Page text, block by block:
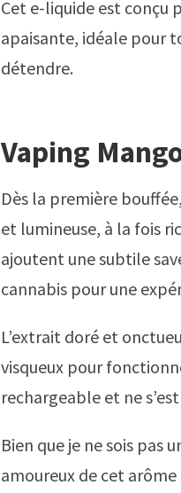
Cet e-liquide est conçu
apaisante, idéale pour
détendre.
Vaping
Dès la première
et lumineuse, à la fois
ajoutent une subtile
cannabis pour une
L’extrait doré et
visqueux pour
rechargeable et ne
Bien que je ne sois pas
amoureux de cet arôme